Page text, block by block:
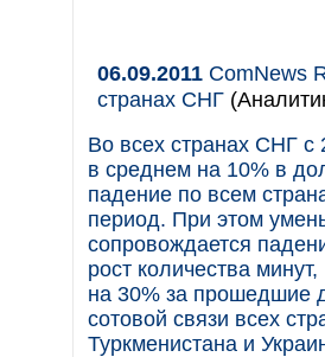
06.09.2011 ComNews
странах СНГ
Во всех странах СНГ с
в среднем на 10% в
падение по всем
период. При этом
сопровождается
рост количества
на 30% за прошедшие
сотовой связи всех
Туркменистана и